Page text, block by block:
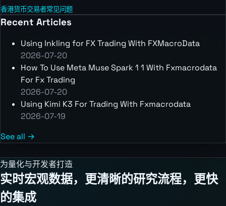
香港货币交易者常见问题
Recent Articles
Using Inkling for FX Trading With FXMacroData
2026-07-20
How To Use Meta Muse Spark 1 1 With Fxmacrodata
For Fx Trading
2026-07-20
Using Kimi K3 For Trading With Fxmacrodata
2026-07-19
See all →
为量化与开发者打造
实时宏观数据，更清晰的研究流程，更快
的集成